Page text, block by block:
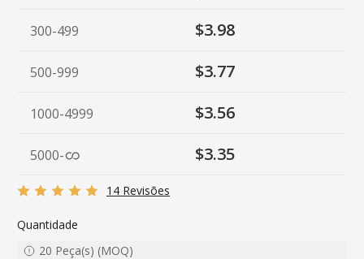
300-499 $3.98
500-999 $3.77
1000-4999 $3.56
5000- $3.35
14 Revisões
Quantidade
20 Peça(s) (MOQ)